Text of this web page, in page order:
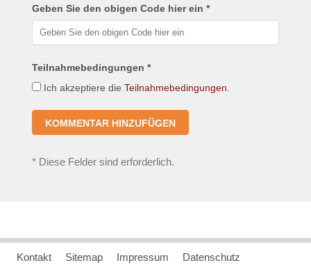
Geben Sie den obigen Code hier ein *
Teilnahmebedingungen *
Ich akzeptiere die Teilnahmebedingungen
*Diese Felder sind erforderlich.
Kontakt Sitemap Impressum Datenschutz